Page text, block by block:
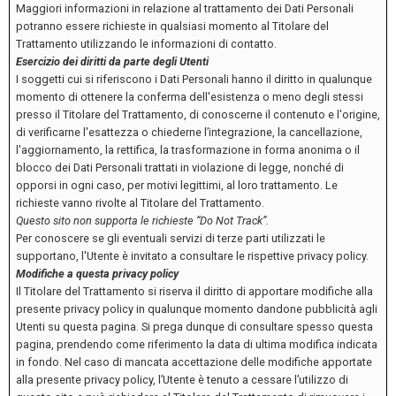
Maggiori informazioni in relazione al trattamento dei Dati Personali
potranno essere richieste in qualsiasi momento al Titolare del
Trattamento utilizzando le informazioni di contatto.
Esercizio dei diritti da parte degli Utenti
I soggetti cui si riferiscono i Dati Personali hanno il diritto in qualunque
momento di ottenere la conferma dell'esistenza o meno degli stessi
presso il Titolare del Trattamento, di conoscerne il contenuto e l'origine,
di verificarne l'esattezza o chiederne l’integrazione, la cancellazione,
l'aggiornamento, la rettifica, la trasformazione in forma anonima o il
blocco dei Dati Personali trattati in violazione di legge, nonché di
opporsi in ogni caso, per motivi legittimi, al loro trattamento. Le
richieste vanno rivolte al Titolare del Trattamento.
Questo sito non supporta le richieste “Do Not Track”.
Per conoscere se gli eventuali servizi di terze parti utilizzati le
supportano, l'Utente è invitato a consultare le rispettive privacy policy.
Modifiche a questa privacy policy
Il Titolare del Trattamento si riserva il diritto di apportare modifiche alla
presente privacy policy in qualunque momento dandone pubblicità agli
Utenti su questa pagina. Si prega dunque di consultare spesso questa
pagina, prendendo come riferimento la data di ultima modifica indicata
in fondo. Nel caso di mancata accettazione delle modifiche apportate
alla presente privacy policy, l’Utente è tenuto a cessare l’utilizzo di